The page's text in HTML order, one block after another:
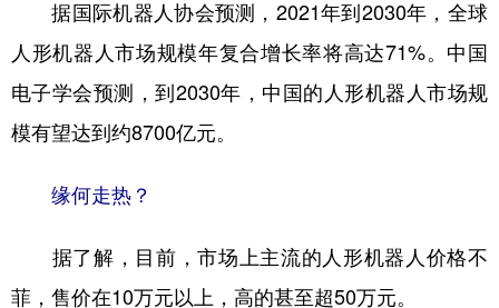
据国际机器人协会预测，2021年到2030年，全球
人形机器人市场规模年复合增长率将高达71%。中国
电子学会预测，到2030年，中国的人形机器人市场规
模有望达到约8700亿元。
缘何走热？
据了解，目前，市场上主流的人形机器人价格不
菲，售价在10万元以上，高的甚至超50万元。